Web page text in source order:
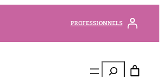
PROFESSIONNELS
Rechercher